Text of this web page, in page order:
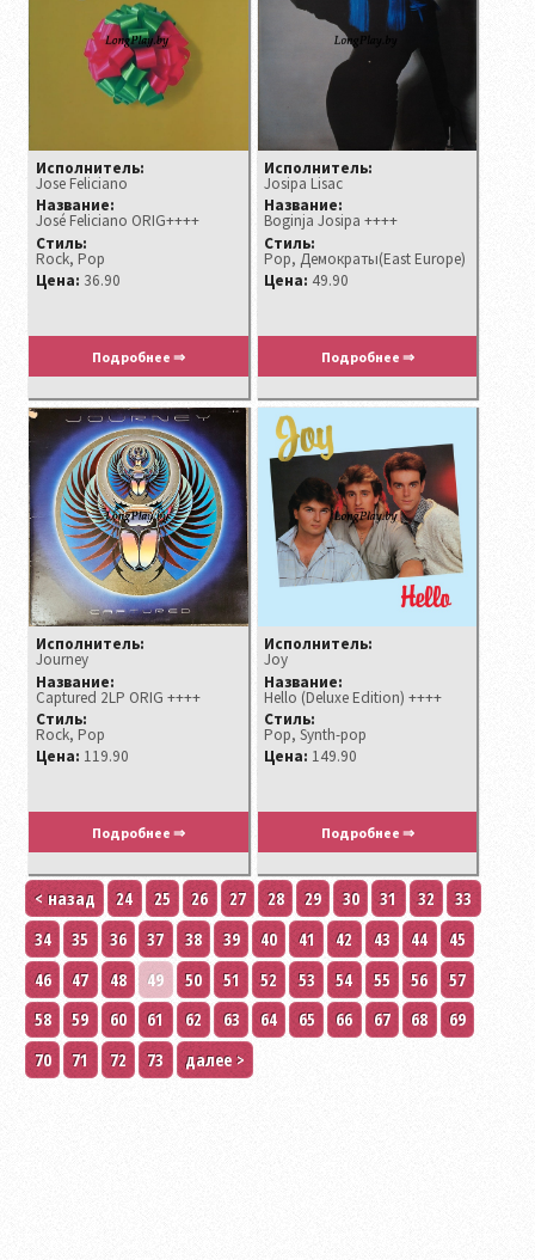
Исполнитель:
Jose Feliciano
Название:
José Feliciano ORIG++++
Стиль:
Rock, Pop
Цена: 36.90
Подробнее ⇒
Исполнитель:
Josipa Lisac
Название:
Boginja Josipa ++++
Стиль:
Pop, Демократы(East Europe)
Цена: 49.90
Подробнее ⇒
Исполнитель:
Journey
Название:
Captured 2LP ORIG ++++
Стиль:
Rock, Pop
Цена: 119.90
Подробнее ⇒
Исполнитель:
Joy
Название:
Hello (Deluxe Edition) ++++
Стиль:
Pop, Synth-pop
Цена: 149.90
Подробнее ⇒
< назад 24 25 26 27 28 29 30 31 32
33
34
35 36 37 38 39 40 41 42 43 44
45
46
47 48 49 50 51 52 53 54 55 56
57
58
59 60 61 62 63 64 65 66 67 68
69
70
71 72 73 далее >